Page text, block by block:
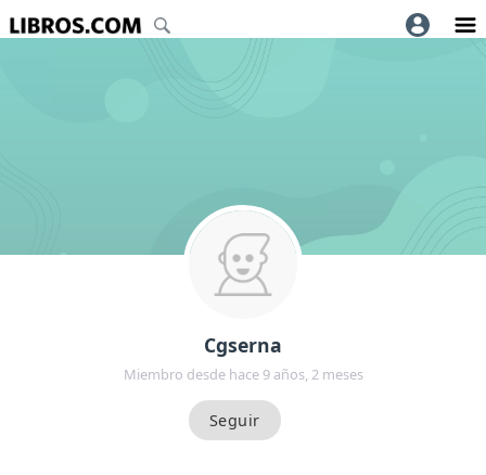
Cgserna
Miembro desde hace 9 años, 2 meses